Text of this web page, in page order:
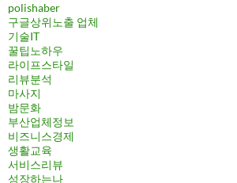
polishaber
구글상위노출 업체
기술IT
꿀팁노하우
라이프스타일
리뷰분석
마사지
밤문화
부산업체정보
비즈니스경제
생활교육
서비스리뷰
성장하는나